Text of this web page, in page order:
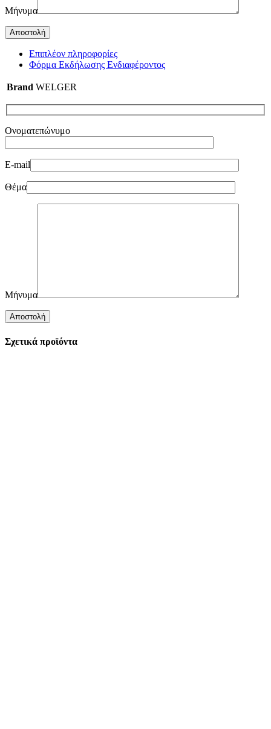
Μήνυμα
Επιπλέον πληροφορίες
Φόρμα Εκδήλωσης Ενδιαφέροντος
Brand WELGER
Ονοματεπώνυμο
E-mail
Θέμα
Μήνυμα
Σχετικά προϊόντα